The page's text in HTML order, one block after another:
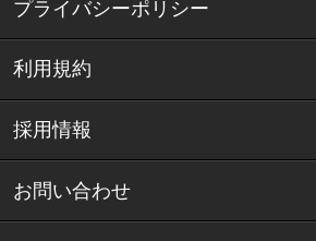
プライバシーポリシー
利用規約
採用情報
お問い合わせ